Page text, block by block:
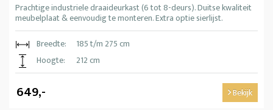
Prachtige industriele draaideurkast (6 tot 8-deurs). Duitse kwaliteit
meubelplaat & eenvoudig te monteren. Extra optie sierlijst.
Breedte:
185 t/m 275 cm
Hoogte:
212 cm
649,- Bekijk